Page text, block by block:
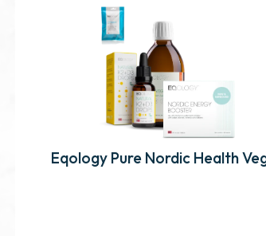
Eqology Pure Nordic Health